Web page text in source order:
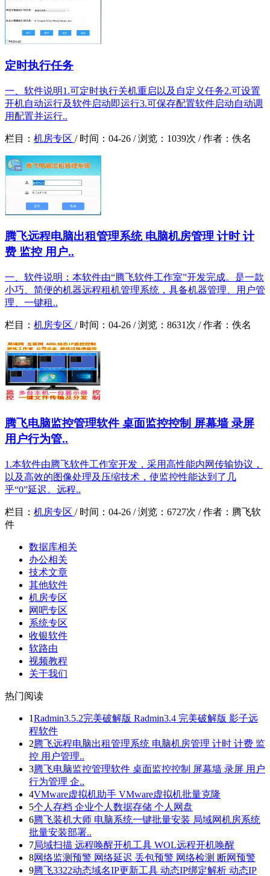
定时执行任务
一、软件说明1.可定时执行关机重启以及自定义任务2.可设置
开机自动运行及软件启动即运行3.可保存配置软件启动自动调
用配置并运行..
栏目： 机房专区 / 时间： 04-26 /浏览： 1039次 /作者： 佚名
腾飞远程电脑出租管理系统 电脑机房管理 计时 计
费 监控 用户..
一、软件说明：本软件由“腾飞软件工作室”开发完成。是一款
小巧、简便的机器远程租机管理系统，具备机器管理、用户管
理、一键租..
栏目： 机房专区 / 时间： 04-26 /浏览： 8631次 /作者： 佚名
腾飞电脑监控管理软件 桌面监控控制 屏幕墙 录屏
用户行为管..
1.本软件由腾飞软件工作室开发，采用高性能内网传输协议，
以及高效的图像处理及压缩技术，使监控性能达到了几
乎“0”延迟。远程..
栏目： 机房专区 / 时间： 04-26 /浏览： 6727次 /作者： 腾飞软
件
数据库相关
办公相关
技术文章
其他软件
机房专区
网吧专区
系统专区
收银软件
软路由
视频教程
关于我们
热门阅读
1Radmin3.5.2完美破解版 Radmin3.4 完美破解版 影子远
程软件
2腾飞远程电脑出租管理系统 电脑机房管理 计时 计费 监
控 用户管理..
3腾飞电脑监控管理软件 桌面监控控制 屏幕墙 录屏 用户
行为管理 企..
4VMware虚拟机助手 VMware虚拟机批量克隆
5个人存档 企业个人数据存储 个人网盘
6腾飞装机大师 电脑系统一键批量安装 局域网机房系统
批量安装部署..
7局域扫描 远程唤醒开机工具 WOL远程开机唤醒
8网络监测预警 网络延迟 丢包预警 网络检测 断网预警
9腾飞3322动态域名IP更新工具 动态IP绑定解析 动态IP